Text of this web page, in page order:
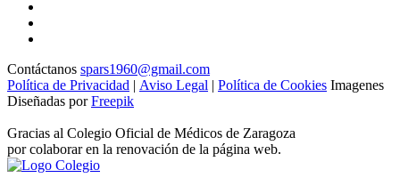
Contáctanos spars1960@gmail.com
Política de Privacidad | Aviso Legal | Política de Cookies Imagenes
Diseñadas porFreepik
Gracias al Colegio Oficial de Médicos de Zaragoza
por colaborar en la renovación de la página web.